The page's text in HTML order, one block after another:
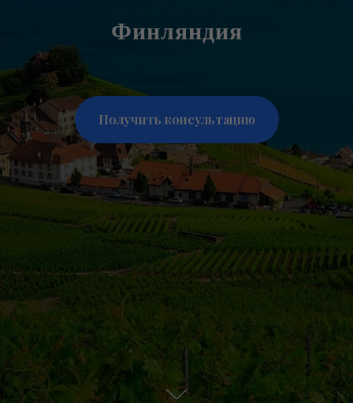
Финляндия
Получить консультацию